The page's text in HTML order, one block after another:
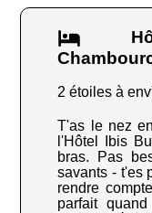
2 étoiles à
T'as le nez
l'Hôtel Ibis
bras. Pas
savants - t'es
rendre
parfait